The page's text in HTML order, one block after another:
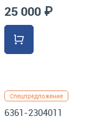
25 000 ₽
Спецпредложение
6361-2304011